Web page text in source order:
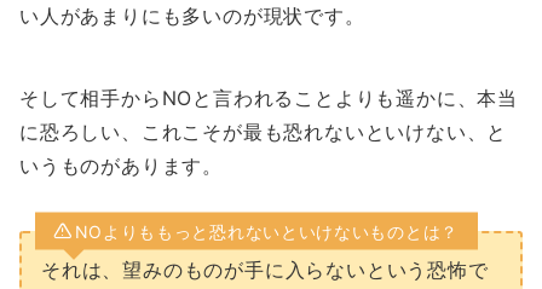
い人があまりにも多いのが現状です。
そして相手からNOと言われることよりも遥かに、本当
に恐ろしい、これこそが最も恐れないといけない、と
いうものがあります。
NOよりももっと恐れないといけないものとは？
それは、望みのものが手に入らないという恐怖で